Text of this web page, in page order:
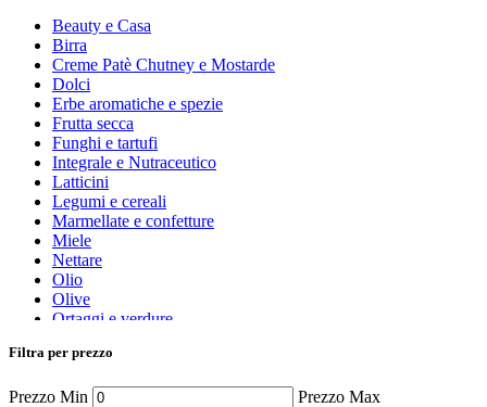
Beauty e Casa
Birra
Creme Patè Chutney e Mostarde
Dolci
Erbe aromatiche e spezie
Frutta secca
Funghi e tartufi
Integrale e Nutraceutico
Latticini
Legumi e cereali
Marmellate e confetture
Miele
Nettare
Olio
Olive
Ortaggi e verdure
Peperoncino
Prodotti da forno
Filtra per prezzo
Prezzo Min Prezzo Max